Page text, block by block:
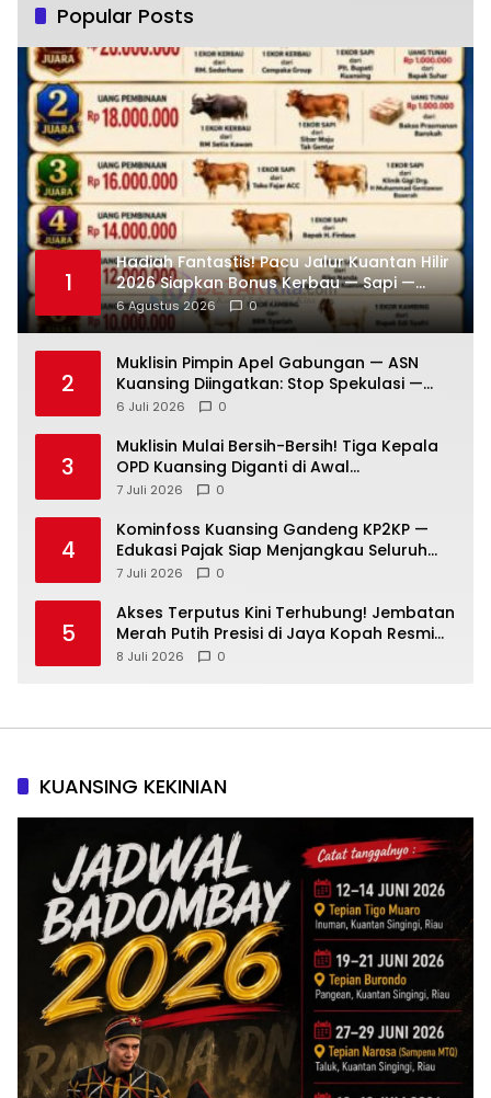
Popular Posts
1
Hadiah Fantastis! Pacu Jalur Kuantan Hilir
2026 Siapkan Bonus Kerbau — Sapi —
Kambing dan Puluhan Juta Rupiah
6 Agustus 2026 0
2
Muklisin Pimpin Apel Gabungan — ASN
Kuansing Diingatkan: Stop Spekulasi —
Fokus Layani Rakyat!
6 Juli 2026 0
3
Muklisin Mulai Bersih-Bersih! Tiga Kepala
OPD Kuansing Diganti di Awal
Kepemimpinan
7 Juli 2026 0
4
Kominfoss Kuansing Gandeng KP2KP —
Edukasi Pajak Siap Menjangkau Seluruh
Masyarakat
7 Juli 2026 0
5
Akses Terputus Kini Terhubung! Jembatan
Merah Putih Presisi di Jaya Kopah Resmi
Berdiri — Polri Buktikan Pembangunan Tak
8 Juli 2026 0
KUANSING KEKINIAN